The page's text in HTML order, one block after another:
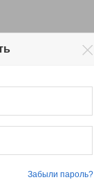
Забыли пароль?